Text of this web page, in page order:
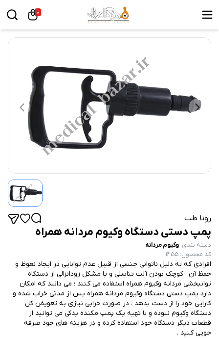
0
رونا طب
پمپ دستی دستگاه وکیوم مردانه همراه
دسته بندی: وکیوم مردانه
کد محصول:
1455
افرادی که به دلیل ناتوانی جنسی از قبیل عدم توانایی در ایجاد نعوظ و
حفظ آن ، کوچک بودن آلت تناسلی و یا مشکل زودانزالی از دستگاه
توانبخشی مردانه وکیوم همراه استفاده می کنند ؛ می دانند که امکان
دارد پمپ دستی دستگاه وکیوم مردانه همراه پس از مدتی خراب شده و
کارایی خود را از دست بدهد ، در صورت خرابی نیازی به تعویض کل
دستگاه وکیوم نبوده و با تهیه یک پمپ مکنده یدکی می توانید از
قطعات دیگر دستگاه خود استفاده کرده و در هزینه های خود صرفه
جویی کنید .